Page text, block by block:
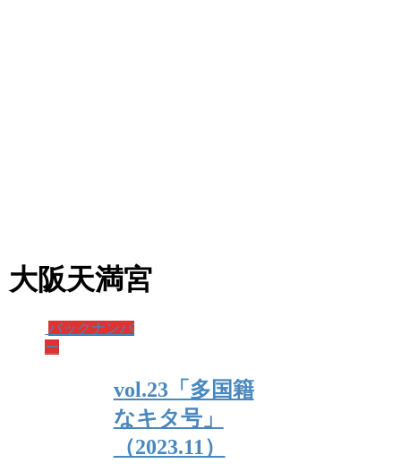
大阪天満宮
バックナンバ
ー
vol.23「多国籍
なキタ号」
（2023.11）